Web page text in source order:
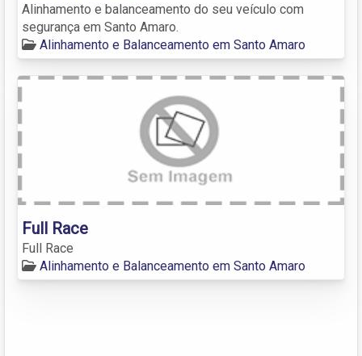
Alinhamento e balanceamento do seu veículo com
segurança em Santo Amaro.
Alinhamento e Balanceamento em Santo Amaro
Full Race
Full Race
Alinhamento e Balanceamento em Santo Amaro